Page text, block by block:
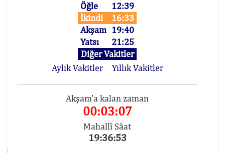
Öğle
12:39
İkindi
16:33
Akşam 19:40
Yatsı
21:25
Diğer Vakitler
Aylık Vakitler
Yıllık Vakitler
Akşam'a kalan zaman
00:03:07
Mahallî Sâat
19:36:53